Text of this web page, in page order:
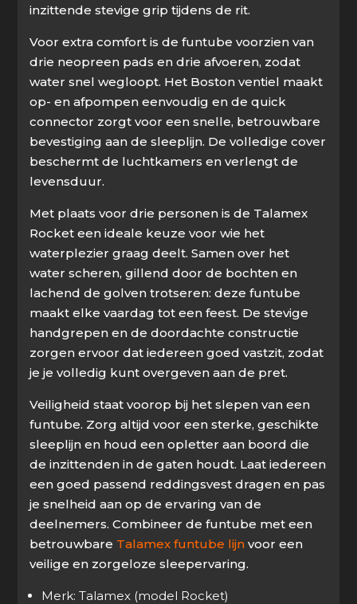
inzittende stevige grip tijdens de rit.
Voor extra comfort is de funtube voorzien van
drie neopreen pads en drie afvoeren, zodat
water snel wegloopt. Het Boston ventiel maakt
op- en afpompen eenvoudig en de quick
connector zorgt voor een snelle, betrouwbare
bevestiging aan de sleeplijn. De volledige cover
beschermt de luchtkamers en verlengt de
levensduur.
Met plaats voor drie personen is de Talamex
Rocket een ideale keuze voor wie het
waterplezier graag deelt. Samen over het
water scheren, gillend door de bochten en
lachend de golven trotseren: deze funtube
maakt elke vaardag tot een feest. De stevige
handgrepen en de doordachte constructie
zorgen ervoor dat iedereen goed vastzit, zodat
je je volledig kunt overgeven aan de pret.
Veiligheid staat voorop bij het slepen van een
funtube. Zorg altijd voor een sterke, geschikte
sleeplijn en houd een opletter aan boord die
de inzittenden in de gaten houdt. Laat iedereen
een goed passend reddingsvest dragen en pas
je snelheid aan op de ervaring van de
deelnemers. Combineer de funtube met een
betrouwbare Talamex funtube lijn voor een
veilige en zorgeloze sleepervaring.
Merk: Talamex (model Rocket)